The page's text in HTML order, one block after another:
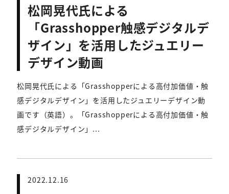
松岡晃代氏による
「Grasshopper触感デジタルデ
ザイン」を活用したジュエリー
デザイン動画
松岡晃代氏による「Grasshopperによる高付加価値・触
感デジタルデザイン」を活用したジュエリーデザイン動
画です（英語）。「Grasshopperによる高付加価値・触
感デジタルデザイン」...
2022.12.16